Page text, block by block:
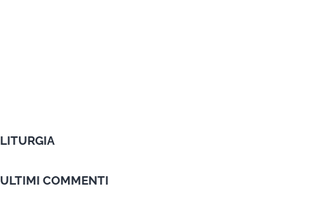
LITURGIA
ULTIMI COMMENTI